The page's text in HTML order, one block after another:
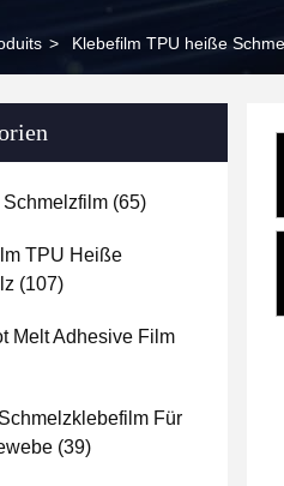
> Klebefilm TPU heiße
(65)
TPU Heiße
(107)
Melt Adhesive Film
Für
(39)